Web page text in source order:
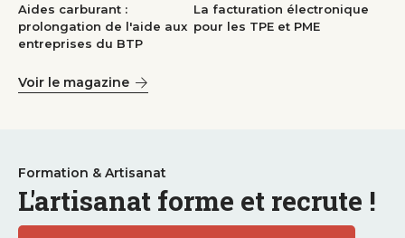
Voir le magazine
Aides carburant :
prolongation de l'aide aux
entreprises du BTP
La facturation électronique
pour les TPE et PME
Formation & Artisanat
L'artisanat forme et recrute !